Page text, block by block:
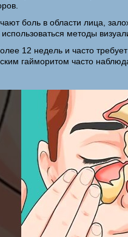
боль в области лица,
методы
12 недель и часто
гайморитом часто